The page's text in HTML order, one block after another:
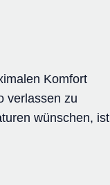
Komfort
verlassen zu
wünschen, ist